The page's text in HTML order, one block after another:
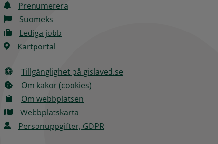
Prenumerera
Suomeksi
Lediga jobb
Kartportal
Tillgänglighet på gislaved.se
Om kakor (cookies)
Om webbplatsen
Webbplatskarta
Personuppgifter, GDPR